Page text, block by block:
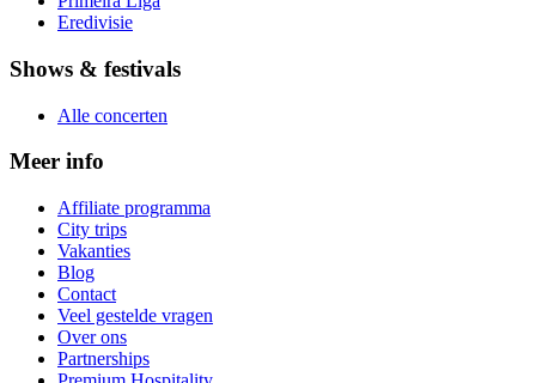
Eredivisie
Shows & festivals
Alle concerten
Meer info
Affiliate programma
City trips
Vakanties
Blog
Contact
Veel gestelde vragen
Over ons
Partnerships